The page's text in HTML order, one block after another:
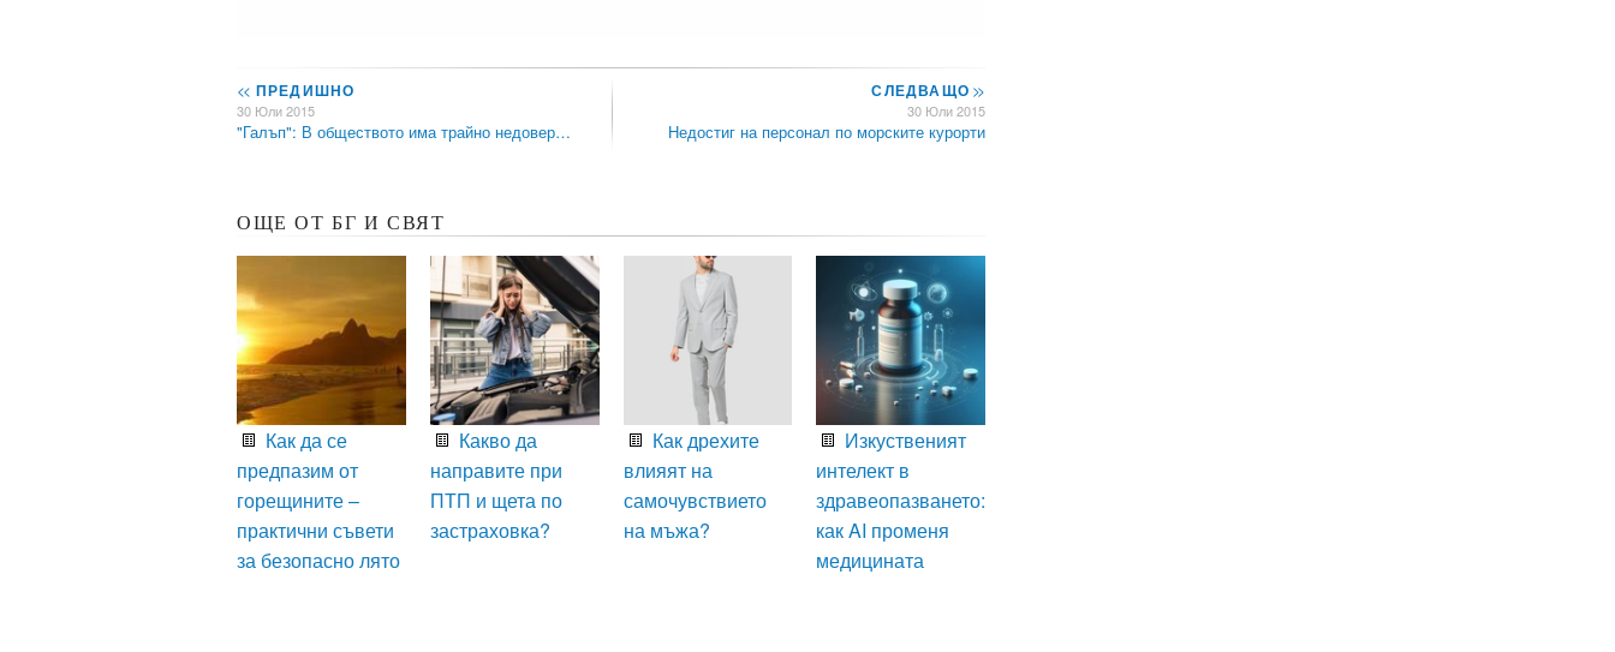
<< ПРЕДИШНО
30 Юли 2015
"Галъп": В обществото има трайно недовер…
СЛЕДВАЩО>>
30 Юли 2015
Недостиг на персонал по морските курорти
ОЩЕ ОТ БГ И СВЯТ
Как да се
предпазим от
горещините –
практични съвети
за безопасно лято
Какво да
направите при
ПТП и щета по
застраховка?
Как дрехите
влияят на
самочувствието
на мъжа?
Изкуственият
интелект в
здравеопазването:
как AI променя
медицината